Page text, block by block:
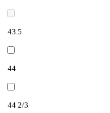
43.5
44
44 2/3